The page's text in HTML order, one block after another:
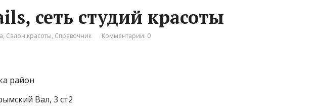
сеть студий красоты
, Салон красоты, Справочник Комментарии: 0
район
Вал, 3 ст2